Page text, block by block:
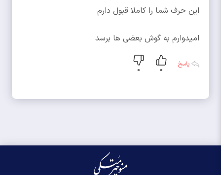
این حرف شما را کاملا قبول دارم
امیدوارم به گوش بعضی ها برسد
پاسخ
0
0